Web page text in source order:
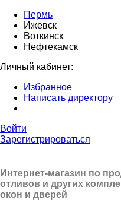
Пермь
Ижевск
Воткинск
Нефтекамск
Личный кабинет:
Избранное
Написать директору
Войти
Зарегистрироваться
Интернет-магазин по
отливов и других
окон и дверей